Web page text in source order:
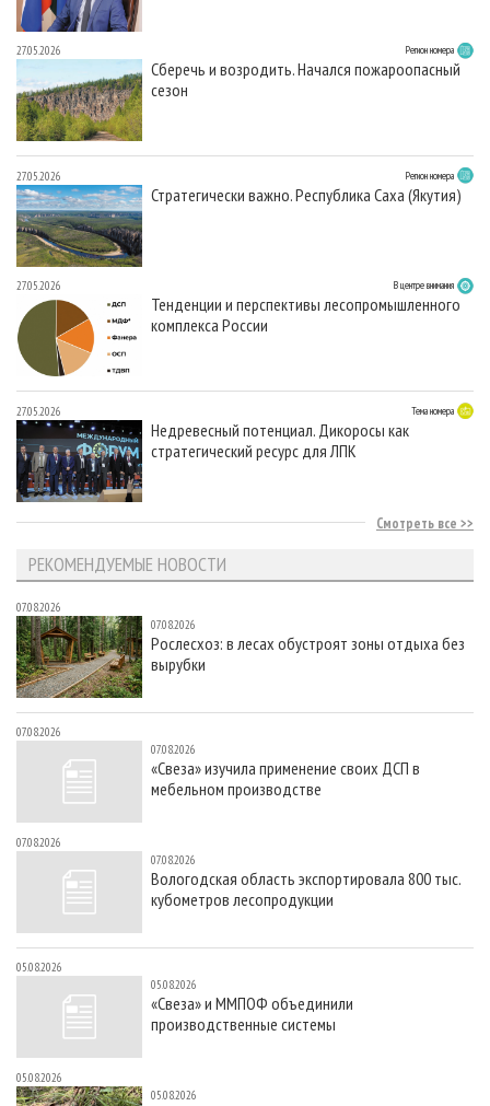
27.05.2026 Регион номера
Сберечь и возродить. Начался пожароопасный
сезон
27.05.2026 Регион номера
Стратегически важно. Республика Саха (Якутия)
27.05.2026 В центре внимания
Тенденции и перспективы лесопромышленного
комплекса России
27.05.2026 Тема номера
Недревесный потенциал. Дикоросы как
стратегический ресурс для ЛПК
Смотреть все
РЕКОМЕНДУЕМЫЕ НОВОСТИ
07.08.2026
07.08.2026
Рослесхоз: в лесах обустроят зоны отдыха без
вырубки
07.08.2026
07.08.2026
«Свеза» изучила применение своих ДСП в
мебельном производстве
07.08.2026
07.08.2026
Вологодская область экспортировала 800 тыс.
кубометров лесопродукции
05.08.2026
05.08.2026
«Свеза» и ММПОФ объединили
производственные системы
05.08.2026
05.08.2026